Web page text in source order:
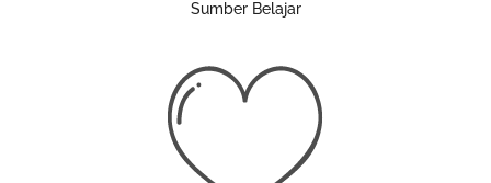
Sumber Belajar